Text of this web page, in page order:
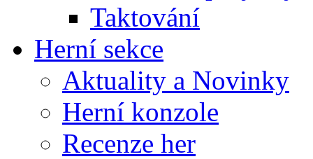
Taktování
Herní sekce
Aktuality a Novinky
Herní konzole
Recenze her